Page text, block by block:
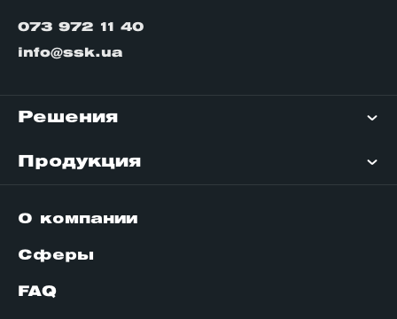
073 972 11 40
info@ssk.ua
Решения
Продукция
О компании
Сферы
FAQ